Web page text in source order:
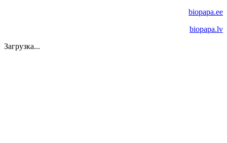
biopapa.ee
biopapa.lv
Загрузка...